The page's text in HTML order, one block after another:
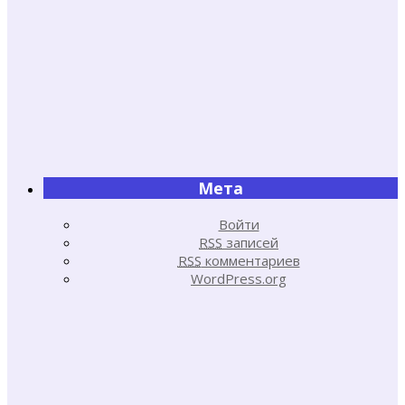
Мета
Войти
RSS записей
RSS комментариев
WordPress.org